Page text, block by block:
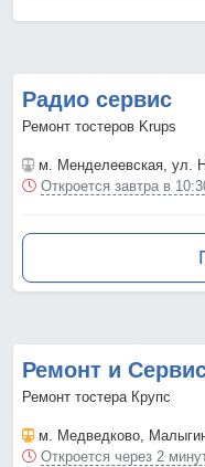
Радио сервис
Ремонт тостеров Krups
м. Менделеевская, ул.
Откроется завтра в
Ремонт и
Ремонт тостера Крупс
м. Медведково,
Откроется через 2